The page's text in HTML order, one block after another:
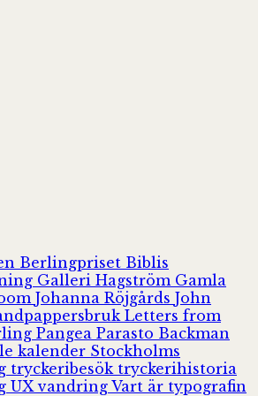
Berlingpriset Biblis
Galleri Hagström Gamla
Johanna Röjgårds John
Letters from
Pangea Parasto Backman
kalender Stockholms
tryckeribesök tryckerihistoria
UXvandring Vart är typografin